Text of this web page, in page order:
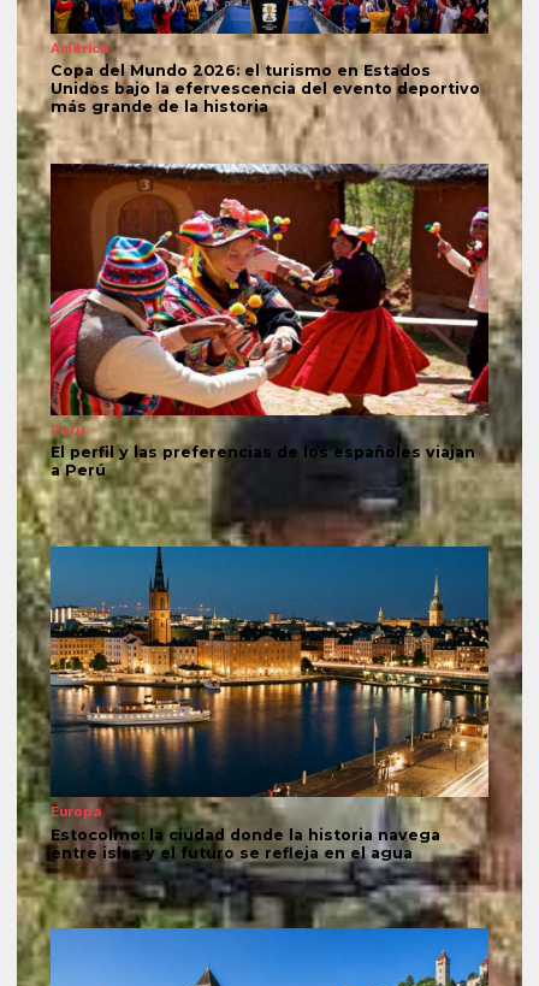
América
Copa del Mundo 2026: el turismo en Estados
Unidos bajo la efervescencia del evento deportivo
más grande de la historia
Perú
El perfil y las preferencias de los españoles viajan
a Perú
Europa
Estocolmo: la ciudad donde la historia navega
entre islas y el futuro se refleja en el agua